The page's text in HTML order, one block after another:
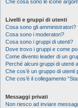
Che cosa sono le icone
Livelli e gruppi di utenti
Cosa sono gli amministratori?
Cosa sono i moderatori?
Cosa sono i gruppi di utenti?
Dove trovo i gruppi e come
Come divento leader di un
Perché alcuni gruppi di utenti
Che cos’è un gruppo di utenti
Che cos’è il collegamento
Messaggi privati
Non riesco ad inviare